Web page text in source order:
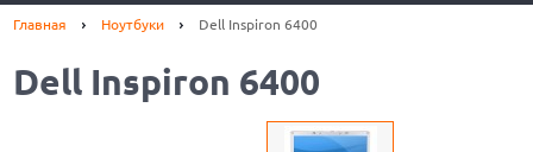
Главная Ноутбуки Dell Inspiron 6400
Dell Inspiron 6400